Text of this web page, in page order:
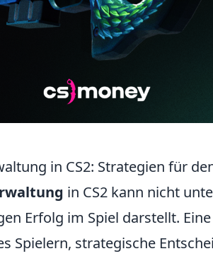
in CS2: Strategien für
in CS2 kann nicht
Erfolg im Spiel darstellt.
Spielern, strategische